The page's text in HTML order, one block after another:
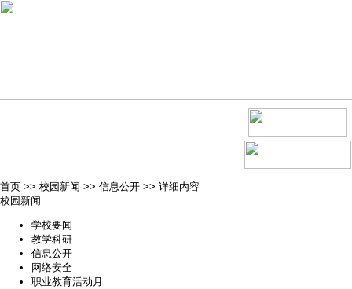
首页 >> 校园新闻 >> 信息公开 >> 详细内容
校园新闻
学校要闻
教学科研
信息公开
网络安全
职业教育活动月